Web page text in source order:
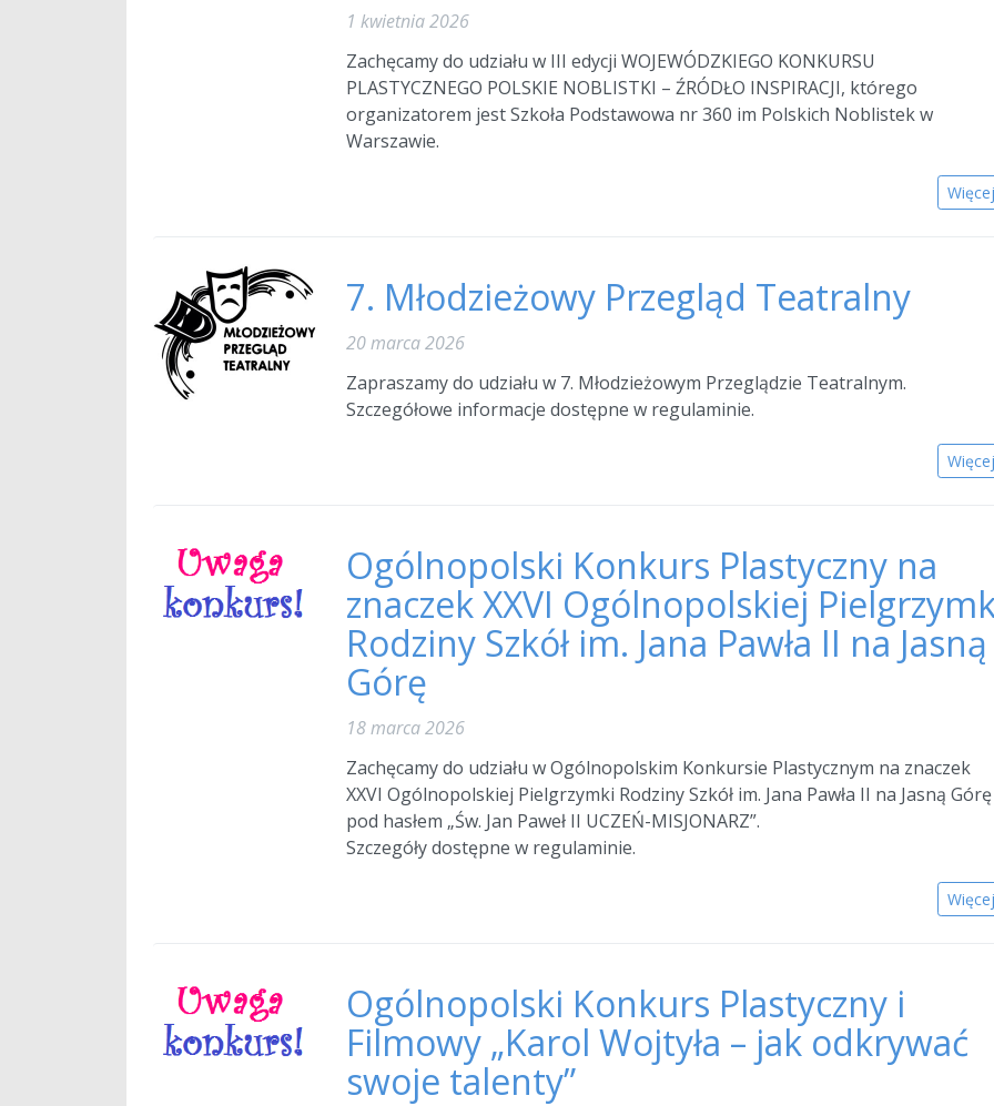
1 kwietnia 2026
Zachęcamy do udziału w III edycji WOJEWÓDZKIEGO KONKURSU
PLASTYCZNEGO POLSKIE NOBLISTKI – ŹRÓDŁO INSPIRACJI, którego
organizatorem jest Szkoła Podstawowa nr 360 im Polskich Noblistek w
Warszawie.
Więcej
7. Młodzieżowy Przegląd Teatralny
20 marca 2026
Zapraszamy do udziału w 7. Młodzieżowym Przeglądzie Teatralnym.
Szczeg￳ółowe informacje dostępne w regulaminie.
Więcej
Ogólnopolski Konkurs Plastyczny na
znaczek XXVI Ogólnopolskiej
Rodziny Szkół im. Jana Pawła II na Jasną
Górę
18 marca 2026
Zachęcamy do udziału w Ogólnopolskim Konkursie Plastycznym na znaczek
XXVI Ogólnopolskiej Pielgrzymki Rodziny Szkół im. Jana Pawła II na Jasną Górę
pod hasłem „Św. Jan Paweł II UCZEŃ-MISJONARZ”.
Szczegóły dostępne w regulaminie.
Więcej
Ogólnopolski Konkurs Plastyczny i
Filmowy „Karol Wojtyła – jak odkrywać
swoje talenty”